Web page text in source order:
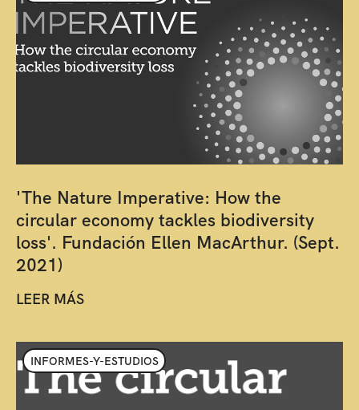
'The Nature Imperative: How the
circular economy tackles biodiversity
loss'. Fundación Ellen MacArthur. (Sept.
2021)
LEER MÁS
INFORMES-Y-ESTUDIOS